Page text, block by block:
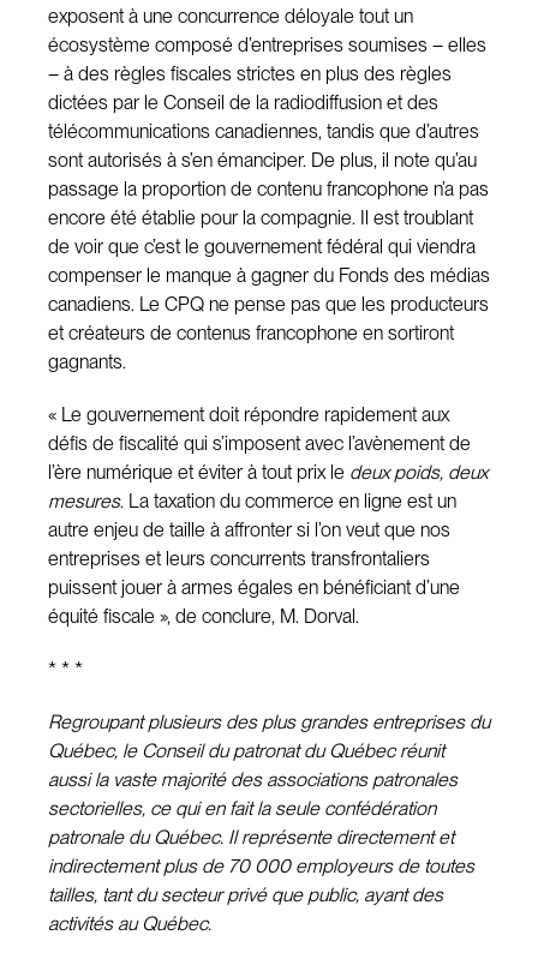
exposent à une concurrence déloyale tout un
écosystème composé d’entreprises soumises – elles
– à des règles fiscales strictes en plus des règles
dictées par le Conseil de la radiodiffusion et des
télécommunications canadiennes, tandis que d’autres
sont autorisés à s’en émanciper. De plus, il note qu’au
passage la proportion de contenu francophone n’a pas
encore été établie pour la compagnie. Il est troublant
de voir que c’est le gouvernement fédéral qui viendra
compenser le manque à gagner du Fonds des médias
canadiens. Le CPQ ne pense pas que les producteurs
et créateurs de contenus francophone en sortiront
gagnants.
« Le gouvernement doit répondre rapidement aux
défis de fiscalité qui s’imposent avec l’avènement de
l’ère numérique et éviter à tout prix le deux poids, deux
mesures. La taxation du commerce en ligne est un
autre enjeu de taille à affronter si l’on veut que nos
entreprises et leurs concurrents transfrontaliers
puissent jouer à armes égales en bénéficiant d’une
équité fiscale », de conclure, M. Dorval.
* * *
Regroupant plusieurs des plus grandes entreprises du
Québec, le Conseil du patronat du Québec réunit
aussi la vaste majorité des associations patronales
sectorielles, ce qui en fait la seule confédération
patronale du Québec. Il représente directement et
indirectement plus de 70 000 employeurs de toutes
tailles, tant du secteur privé que public, ayant des
activités au Québec.